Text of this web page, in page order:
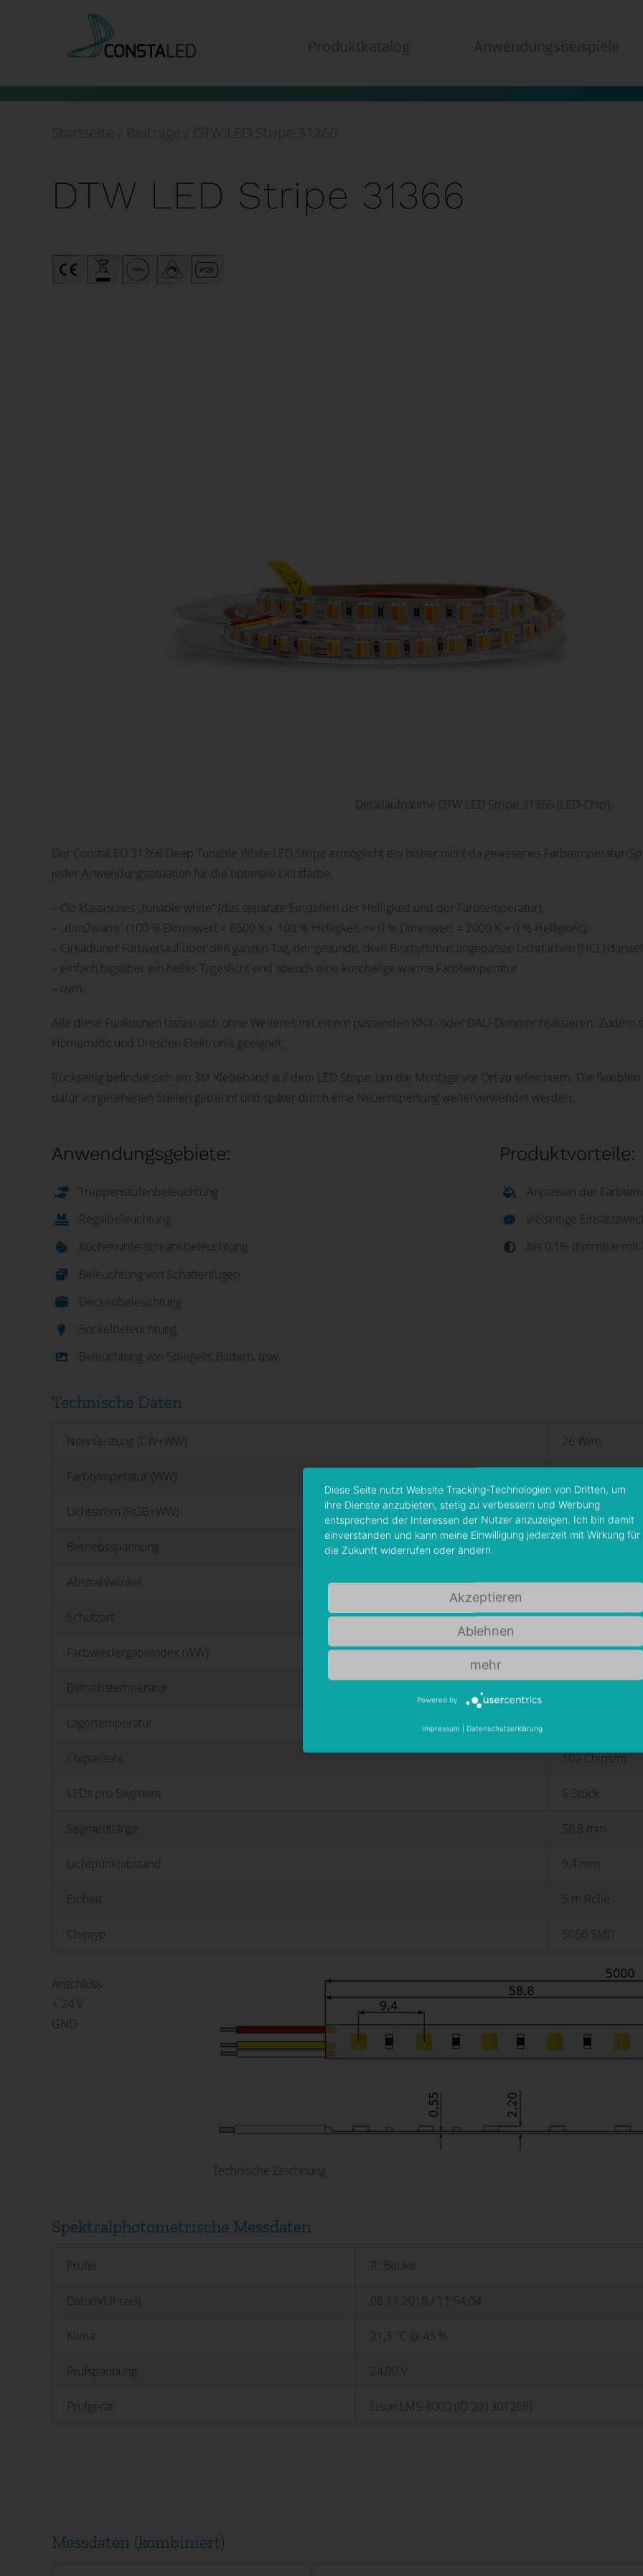
Produktkatalog Anwendungsbeispiele
Startseite / Beiträge / DTW LED Stripe 31366
DTW LED Stripe 31366
Detailaufnahme DTW LED Stripe 31366 (LED-Chip)
Der ConstaLED 31366 Deep Tunable White LED Stripe ermöglicht ein bisher nicht da gewesenes Farbtemperatur-
jeder Anwendungssituation für die optimale Lichtfarbe.
– Ob klassisches „tunable white“ (das separate Einstellen der Helligkeit und der Farbtemperatur),
– „dim2warm“ (100 % Dimmwert = 6500 K + 100 % Helligkeit => 0 % Dimmwert = 2000 K + 0 % Helligkeit),
– Cirkadianer Farbverlauf über den ganzen Tag, der gesunde, dem Biorhythmus angepasste Lichtfarben (HCL)
– einfach tagsüber ein helles Tageslicht und abends eine kuschelige warme Farbtemperatur
– uvm.
Alle diese Funktionen lassen sich ohne Weiteres mit einem passenden KNX- oder DALI-Dimmer realisieren.
Homematic und Dresden Elektronik geeignet.
Rückseitig befindet sich ein 3M Klebeband auf dem LED Stripe, um die Montage vor Ort zu erleichtern. Die
dafür vorgesehenen Stellen getrennt und später durch eine Neueinspeisung weiterverwendet werden.
Anwendungsgebiete:
Treppenstufenbeleuchtung
Regalbeleuchtung
Küchenunterschrankbeleuchtung
Beleuchtung von Schattenfugen
Deckenbeleuchtung
Sockelbeleuchtung
Beleuchtung von Spiegeln, Bildern, usw.
Produktvorteile:
Anpassen der
vielseitige
bis 0,1% dimmbar mit
Technische Daten
Nennleistung (CW+WW) 26 W/m
Farbtemperatur (WW)
Lichtstrom (RGB+WW) 1800 lm ±10 %
Betriebsspannung
Abstrahlwinkel 120°
Schutzart IP20
Farbwiedergabeindex (WW) > 90 R
Betriebstemperatur
Lagertemperatur
Chipanzahl 102 Chips/m
LEDs pro Segment 6 Stück
Segmentlänge 58,8 mm
Lichtpunktabstand 9,4 mm
Einheit 5 m Rolle
Chiptyp 5050 SMD
Anschluss
+ 24 V
GND
Technische Zeichnung
Spektralphotometrische Messdaten
Prüfer R. Beuke
Datum/Uhrzeit 08.11.2018 / 11:54:04
Klima 21,3 °C @ 45 %
Prüfspannung 24,00 V
Prüfgerät Lisun LMS-8000 (ID 201301269)
Messdaten (kombiniert)
Diese Seite nutzt Website Tracking-Technologien von Dritten, um
ihre Dienste anzubieten, stetig zu verbessern und Werbung
entsprechend der Interessen der Nutzer anzuzeigen. Ich bin damit
einverstanden und kann meine Einwilligung jederzeit mit Wirkung für
die Zukunft widerrufen oder ändern.
Akzeptieren
Ablehnen
mehr
Powered by
Impressum Datenschutzerklärung